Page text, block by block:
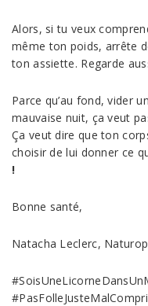
Alors, si tu veux
même ton poids, arrête
ton assiette. Regarde
Parce qu’au fond, vider
mauvaise nuit, ça veut
Ça veut dire que ton
choisir de lui donner ce
!
Bonne santé,
Natacha Leclerc,